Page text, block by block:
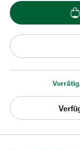
Vorrätig,